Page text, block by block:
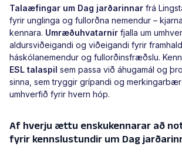
Talaæfingar um Dag jarðarinnar frá
fyrir unglinga og fullorðna nemendur –
kennara. Umræðuhvatarnir fjalla um
aldursviðeigandi og viðeigandi fyrir
háskólanemendur og fullorðinsfræðslu.
ESL talaspil sem passa við áhugamál og
sinna, sem tryggir grípandi og merkingarbær
umhverfið fyrir hvern hóp.
Af hverju ættu enskukennarar að
fyrir kennslustundir um Dag